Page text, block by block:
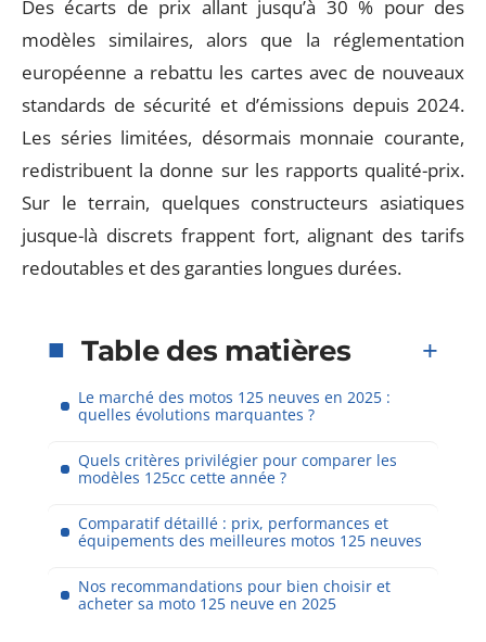
Des écarts de prix allant jusqu’à 30 % pour des
modèles similaires, alors que la réglementation
européenne a rebattu les cartes avec de nouveaux
standards de sécurité et d’émissions depuis 2024.
Les séries limitées, désormais monnaie courante,
redistribuent la donne sur les rapports qualité-prix.
Sur le terrain, quelques constructeurs asiatiques
jusque-là discrets frappent fort, alignant des tarifs
redoutables et des garanties longues durées.
Table des matières
Le marché des motos 125 neuves en 2025 :
quelles évolutions marquantes ?
Quels critères privilégier pour comparer les
modèles 125cc cette année ?
Comparatif détaillé : prix, performances et
équipements des meilleures motos 125 neuves
Nos recommandations pour bien choisir et
acheter sa moto 125 neuve en 2025